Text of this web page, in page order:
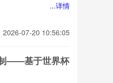
...详情
2026-07-20 10:56:05
——基于世界杯